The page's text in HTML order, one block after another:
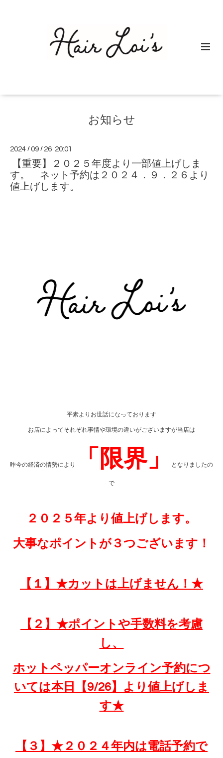
お知らせ
2024 /09 / 26 20:01
【重要】２０２５年度より一部値上げしま
す。 ネット予約は２０２４．９．２６より
値上げします。
平素よりお世話になっております
お店によってそれぞれ事情や環境の違いがございますが当店は
昨今の経済の情勢により 「限界」 となりましたの
で
２０２５年より値上げします。
大事なポイントが３つございます！
【１】★カットは上げません！★
【２】★ポイントや手数料を考慮
し、
ホットペッパーオンライン予約につ
いては本日【9/26】より値上げしま
す★
【３】★２０２４年内は電話予約で